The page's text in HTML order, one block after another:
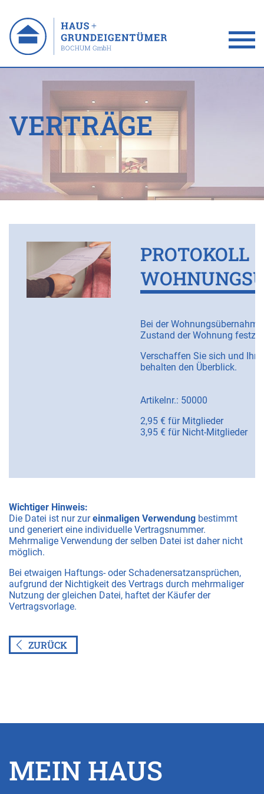
VERTRÄGE
PROTOKOLL
Bei der
Zustand der Wohnung
Verschaffen Sie sich und
behalten den Überblick.
Artikelnr.: 50000
2,95 € für Mitglieder
3,95 € für Nicht-Mitglieder
Wichtiger Hinweis:
Die Datei ist nur zureinmaligen Verwendung bestimmt
und generiert eine individuelle Vertragsnummer.
Mehrmalige Verwendung der selben Datei ist daher nicht
möglich.
Bei etwaigen Haftungs- oder Schadenersatzansprüchen,
aufgrund der Nichtigkeit des Vertrags durch mehrmaliger
Nutzung der gleichen Datei, haftet der Käufer der
Vertragsvorlage.
ZURÜCK
MEIN HAUS